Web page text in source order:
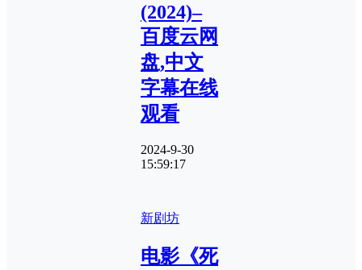
(2024)–
百度云网
盘,中文
字幕在线
观看
2024-9-30
15:59:17
新剧坊
电影《死